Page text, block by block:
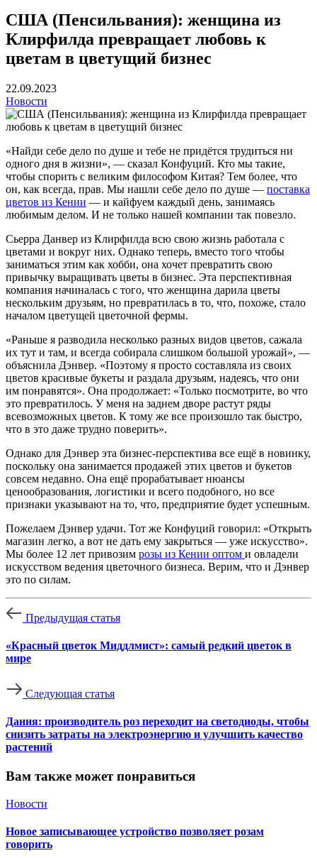
США (Пенсильвания): женщина из
Клирфилда превращает любовь к
цветам в цветущий бизнес
22.09.2023
Новости
«Найди себе дело по душе и тебе не придётся трудиться ни
одного дня в жизни», — сказал Конфуций. Кто мы такие,
чтобы спорить с великим философом Китая? Тем более, что
он, как всегда, прав. Мы нашли себе дело по душе — поставка
цветов из Кении — и кайфуем каждый день, занимаясь
любимым делом. И не только нашей компании так повезло.
Сьерра Данвер из Клирфилда всю свою жизнь работала с
цветами и вокруг них. Однако теперь, вместо того чтобы
заниматься этим как хобби, она хочет превратить свою
привычку выращивать цветы в бизнес. Эта перспективная
компания начиналась с того, что женщина дарила цветы
нескольким друзьям, но превратилась в то, что, похоже, стало
началом цветущей цветочной фермы.
«Раньше я разводила несколько разных видов цветов, сажала
их тут и там, и всегда собирала слишком большой урожай», —
объяснила Дэнвер. «Поэтому я просто составляла из своих
цветов красивые букеты и раздала друзьям, надеясь, что они
им понравятся». Она продолжает: «Только посмотрите, во что
это превратилось. У меня на заднем дворе растут ряды
всевозможных цветов. К тому же все произошло так быстро,
что в это даже трудно поверить».
Однако для Дэнвер эта бизнес-перспектива все ещё в новинку,
поскольку она занимается продажей этих цветов и букетов
совсем недавно. Она ещё прорабатывает нюансы
ценообразования, логистики и всего подобного, но все
признаки указывают на то, что, предприятие будет успешным.
Пожелаем Дэнвер удачи. Тот же Конфуций говорил: «Открыть
магазин легко, а вот не дать ему закрыться — уже искусство».
Мы более 12 лет привозим розы из Кении оптом и овладели
искусством ведения цветочного бизнеса. Верим, что и Дэнвер
это по силам.
Предыдущая статья
«Красный цветок Миддлмист»: самый редкий цветок в
мире
Следующая статья
Дания: производитель роз переходит на светодиоды, чтобы
снизить затраты на электроэнергию и улучшить качество
растений
Вам также может понравиться
Новости
Новое записывающее устройство позволяет розам
говорить